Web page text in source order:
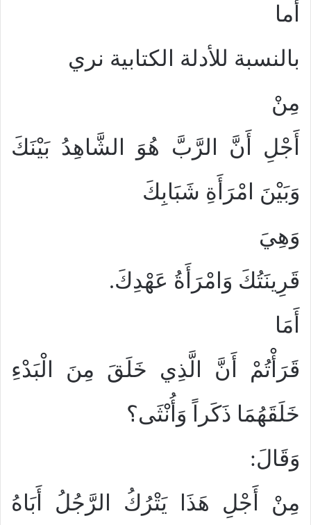
أما
بالنسبة للأدلة الكتابية نري
مِنْ
أَجْلِ أَنَّ الرَّبَّ هُوَ الشَّاهِدُ بَيْنَكَ
وَبَيْنَ امْرَأَةِ شَبَابِكَ
وَهِيَ
قَرِينَتُكَ وَامْرَأَةُ عَهْدِكَ.
أَمَا
قَرَأْتُمْ أَنَّ الَّذِي خَلَقَ مِنَ الْبَدْءِ
خَلَقَهُمَا ذَكَراً وَأُنْثَى؟
وَقَالَ:
مِنْ أَجْلِ هَذَا يَتْرُكُ الرَّجُلُ أَبَاهُ